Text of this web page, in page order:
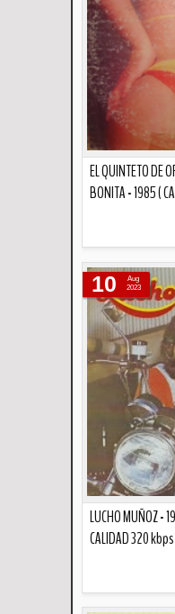
EL QUINTETO DE
BONITA - 1985 (
LUCHO MUÑOZ -
CALIDAD 320 kbps
10
Aug
2023